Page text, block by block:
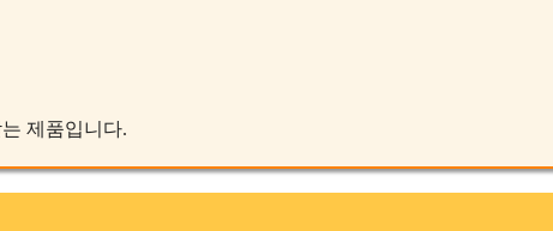
제품입니다.